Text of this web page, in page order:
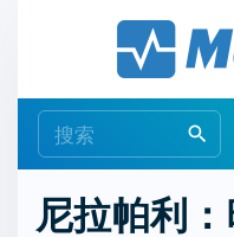
e
尼拉帕利